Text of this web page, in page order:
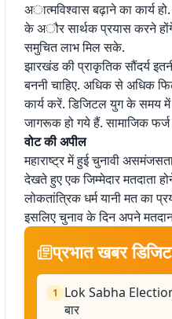
अात्मविश्वास बढ़ाने का कार्य
के अौर सार्थक प्रयास करने
समुचित लाभ मिल सके.
झारखंड की प्राकृतिक सौंदर्य
बननी चाहिए. अधिक से अधिक
कार्य करें. डिजिटल युग के समय में
जागरूक हो गये हैं. सामाजिक फर्ज
वोट की अपील
महाराष्ट्र में हुई चुनावी
देखते हुए एक जिम्मेदार मतदाता
लोकतांत्रिक धर्म यानी मत का
इसलिए चुनाव के दिन अपने
प्रभात खबर
1
Lok Sabha Election
बार